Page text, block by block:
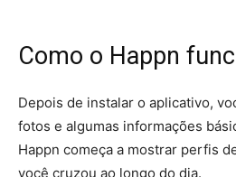
Como o Happn
Depois de instalar o aplicativo,
fotos e algumas informações
Happn começa a mostrar perfis
você cruzou ao longo do dia.